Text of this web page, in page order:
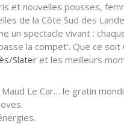
et nouvelles pousses,
de la Côte Sud des
spectacle vivant :
la compet’. Que ce
Slater et les meilleurs
Le Car… le gratin